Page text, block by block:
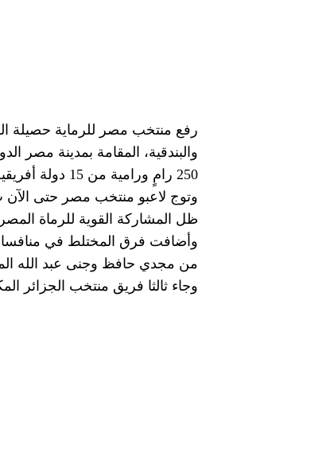
250 رامٍ ورامية من 15 دولة أفريقية، والمؤهلة لأوليمبياد باريس 2024.
ظل المشاركة القوية للرماة
من مجدي حافظ وجنى عبد الله
وجاء ثالثا فريق منتخب